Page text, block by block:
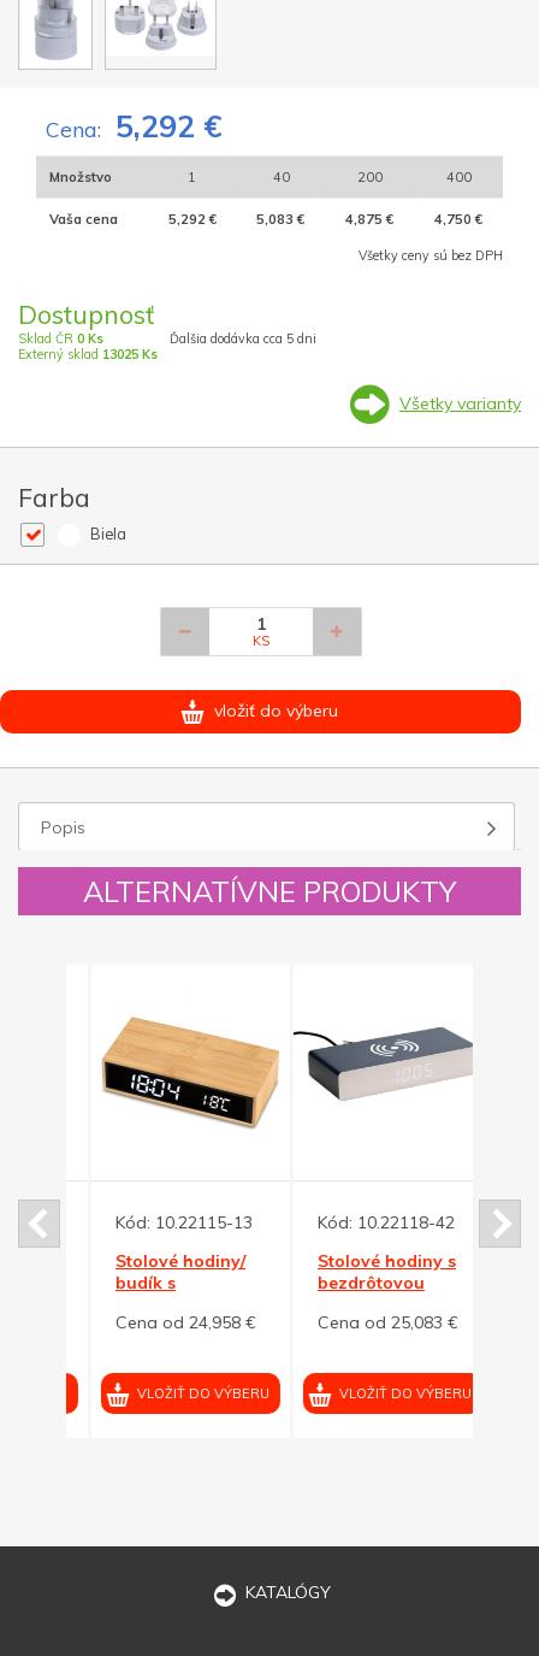
Cena: 5,292 €
Množstvo 1 40 200 400
Vaša cena 5,292 € 5,083 € 4,875 € 4,750 €
Všetky ceny sú bez DPH
Dostupnosť
Sklad ČR 0 Ks
Externý sklad 13025 Ks
Ďalšia dodávka cca 5 dni
Všetky varianty
Farba
Biela
KS
vložiť do výberu
Popis
ALTERNATÍVNE PRODUKTY
Kód:10.22115-13
Stolové hodiny/
budík s
nabíjačkou
Cena od 24,958 €
VLOŽIŤ DO VÝBERU
Kód:10.22118-42
Stolové hodiny s
bezdrôtovou
Cena od 25,083 €
VLOŽIŤ DO VÝBERU
KATALÓGY